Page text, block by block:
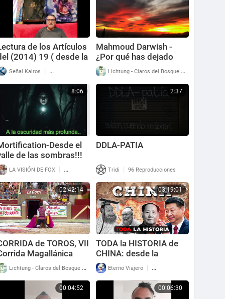
de los Artículos
(2014) 19 ( desde la
1 hasta la 11) 1 Parte
Señal Kairos | 37 Reproducciones
Mahmoud Darwish -
¿Por qué has dejado
solo al caballo?
Lichtung - Claros del Bosque |
8:06
Desde el
de las sombras!!!
LA VISIÓN DE FOX | 55 Reproducciones
2:37
DDLA-PATIA
Tridi | 96 Reproducciones
02:42:14
de TOROS, VII
Magallánica
Sanlúcar de
domingo 17
agosto de 2025
Lichtung - Claros del Bosque | 79 Reproducciones
03:19:01
TODA la HISTORIA de
CHINA: desde la
primera dinastía hasta
el año 2025 -
Documental Completo
Eterno Viajero | 180 Reproducciones
00:04:52 00:06:30